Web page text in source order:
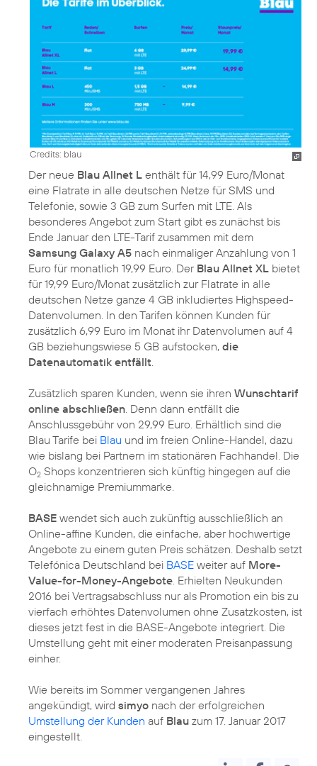
Credits: blau
Der neue Blau Allnet L enthält für 14,99 Euro/Monat
eine Flatrate in alle deutschen Netze für SMS und
Telefonie, sowie 3 GB zum Surfen mit LTE. Als
besonderes Angebot zum Start gibt es zunächst bis
Ende Januar den LTE-Tarif zusammen mit dem
Samsung Galaxy A5 nach einmaliger Anzahlung von 1
Euro für monatlich 19,99 Euro. Der Blau Allnet XL bietet
für 19,99 Euro/Monat zusätzlich zur Flatrate in alle
deutschen Netze ganze 4 GB inkludiertes Highspeed-
Datenvolumen. In den Tarifen können Kunden für
zusätzlich 6,99 Euro im Monat ihr Datenvolumen auf 4
GB beziehungswiese 5 GB aufstocken, die
Datenautomatik entfällt
Zusätzlich sparen Kunden, wenn sie ihren Wunschtarif
online abschließen . Denn dann entfällt die
Anschlussgebühr von 29,99 Euro. Erhältlich sind die
Blau Tarife bei Blau und im freien Online-Handel, dazu
wie bislang bei Partnern im stationären Fachhandel. Die
O2 Shops konzentrieren sich künftig hingegen auf die
gleichnamige Premiummarke.
BASE wendet sich auch zukünftig ausschließlich an
Online-affine Kunden, die einfache, aber hochwertige
Angebote zu einem guten Preis schätzen. Deshalb setzt
Telefónica Deutschland bei BASE weiter auf More-
Value-for-Money-Angebote . Erhielten Neukunden
2016 bei Vertragsabschluss nur als Promotion ein bis zu
vierfach erhöhtes Datenvolumen ohne Zusatzkosten, ist
dieses jetzt fest in die BASE-Angebote integriert. Die
Umstellung geht mit einer moderaten Preisanpassung
einher.
Wie bereits im Sommer vergangenen Jahres
angekündigt, wird simyo nach der erfolgreichen
Umstellung der Kunden auf Blau zum 17. Januar 2017
eingestellt.